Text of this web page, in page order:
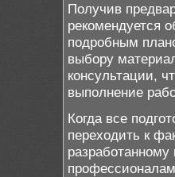
Получив
рекомендуется
подробным
выбору
консультации,
выполнение
Когда все
переходить к